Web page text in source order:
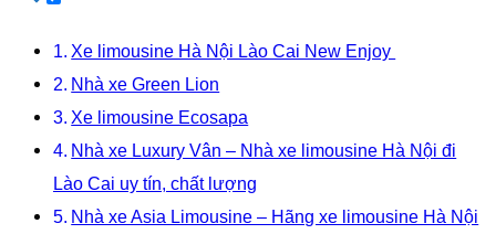
Xe limousine Hà Nội Lào Cai New Enjoy
Nhà xe Green Lion
Xe limousine Ecosapa
Nhà xe Luxury Vân – Nhà xe limousine Hà Nội đi
Lào Cai uy tín, chất lượng
Nhà xe Asia Limousine – Hãng xe limousine Hà Nội